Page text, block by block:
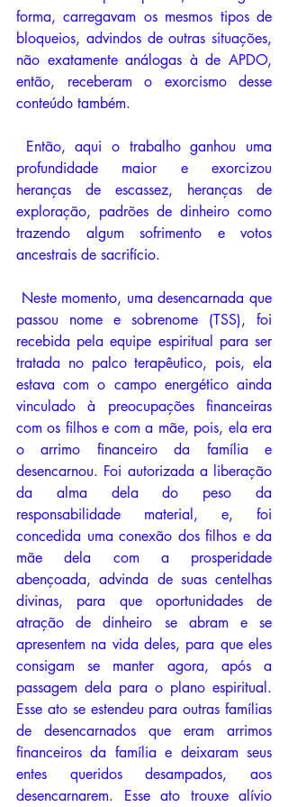
forma, carregavam os mesmos tipos de
bloqueios, advindos de outras situações,
não exatamente análogas à de APDO,
então, receberam o exorcismo desse
conteúdo também.
profundidade maior e exorcizou
heranças de escassez, heranças de
exploração, padrões de dinheiro como
trazendo algum sofrimento e votos
ancestrais de sacrifício.
passou nome e sobrenome (TSS), foi
recebida pela equipe espiritual para ser
tratada no palco terapêutico, pois, ela
estava com o campo energético ainda
vinculado à preocupações financeiras
com os filhos e com a mãe, pois, ela era
o arrimo financeiro da família e
desencarnou. Foi autorizada a liberação
da alma dela do peso da
responsabilidade material, e, foi
concedida uma conexão dos filhos e da
mãe dela com a prosperidade
abençoada, advinda de suas centelhas
divinas, para que oportunidades de
atração de dinheiro se abram e se
apresentem na vida deles, para que eles
consigam se manter agora, após a
passagem dela para o plano espiritual.
Esse ato se estendeu para outras famílias
de desencarnados que eram arrimos
financeiros da família e deixaram seus
entes queridos desampados, aos
desencarnarem. Esse ato trouxe alívio